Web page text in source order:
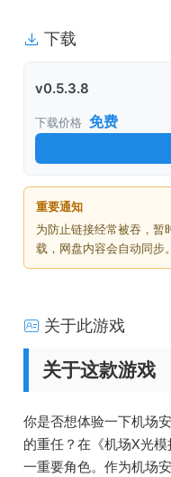
下载
v0.5.3.8
下载价格 免费
重要通知
为防止链接经常被吞，暂
载，网盘内容会自动同步。
关于此游戏
关于这款游戏
你是否想体验一下机场
的重任？在《机场X光
一重要角色。作为机场